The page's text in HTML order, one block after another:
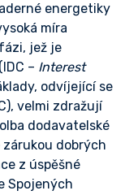
energetiky
míra
jež je
– Interest
odvíjející se
velmi zdražují
dodavatelské
zárukou dobrých
z úspěšné
Spojených